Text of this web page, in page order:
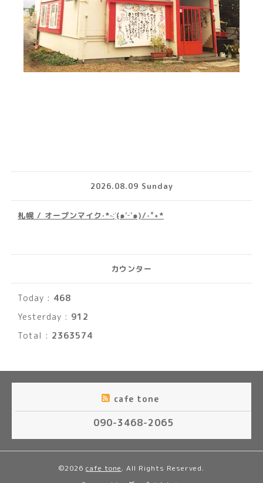
2026.08.09 Sunday
札幌 / オープンマイク·*· ҉(๑′ᵕ‵๑)/‧˚︎˖*
カウンター
Today : 468
Yesterday : 912
Total : 2363574
cafe tone
090-3468-2065
©2026 cafe tone. All Rights Reserved.